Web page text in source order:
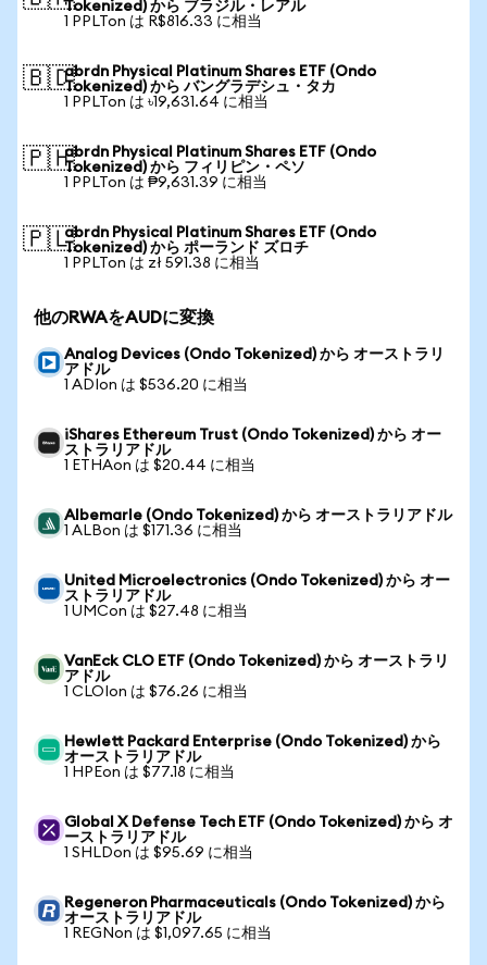
Tokenized) から ブラジル・レアル
1 PPLTon は R$816.33 に相当
🇧🇩abrdn Physical Platinum Shares ETF (Ondo
Tokenized) から バングラデシュ・タカ
1 PPLTon は ৳19,631.64 に相当
🇵🇭abrdn Physical Platinum Shares ETF (Ondo
Tokenized) から フィリピン・ペソ
1 PPLTon は ₱9,631.39 に相当
🇵🇱abrdn Physical Platinum Shares ETF (Ondo
Tokenized) から ポーランド ズロチ
1 PPLTon は zł 591.38 に相当
他のRWAをAUDに変換
Analog Devices (Ondo Tokenized) から オーストラリ
アドル
1 ADIon は $536.20 に相当
iShares Ethereum Trust (Ondo Tokenized) から オー
ストラリアドル
1 ETHAon は $20.44 に相当
Albemarle (Ondo Tokenized) から オーストラリアドル
1 ALBon は $171.36 に相当
United Microelectronics (Ondo Tokenized) から オー
ストラリアドル
1 UMCon は $27.48 に相当
VanEck CLO ETF (Ondo Tokenized) から オーストラリ
アドル
1 CLOIon は $76.26 に相当
Hewlett Packard Enterprise (Ondo Tokenized) から
オーストラリアドル
1 HPEon は $77.18 に相当
Global X Defense Tech ETF (Ondo Tokenized) から オ
ーストラリアドル
1 SHLDon は $95.69 に相当
Regeneron Pharmaceuticals (Ondo Tokenized) から
オーストラリアドル
1 REGNon は $1,097.65 に相当